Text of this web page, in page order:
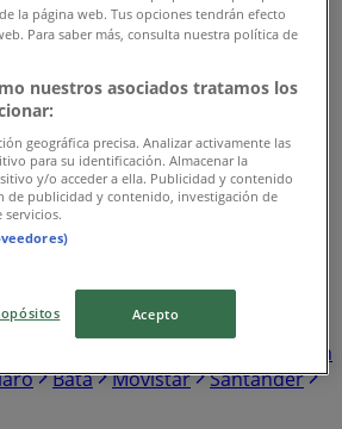
en Quinta Normal
Santa Isabel
DirecTV
Ripley
a Cuenta
Banco
Doña Carne Vtr
Coopeuch
Bata Movistar
Santander
la página web. Tus opciones tendrán efecto
Para saber más, consulta nuestra política de
nuestros asociados tratamos los
geográfica precisa. Analizar activamente las
para su identificación. Almacenar la
y/o acceder a ella. Publicidad y contenido
de publicidad y contenido, investigación de
Acepto